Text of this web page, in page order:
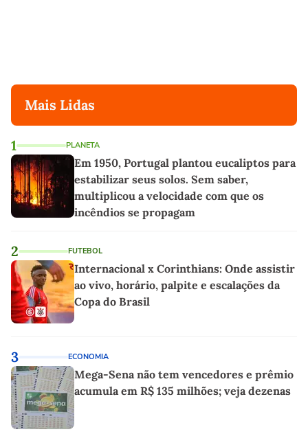
Mais Lidas
1 PLANETA
Em 1950, Portugal plantou eucaliptos para
estabilizar seus solos. Sem saber,
multiplicou a velocidade com que os
incêndios se propagam
2 FUTEBOL
Internacional x Corinthians: Onde assistir
ao vivo, horário, palpite e escalações da
Copa do Brasil
3 ECONOMIA
Mega-Sena não tem vencedores e prêmio
acumula em R$ 135 milhões; veja dezenas